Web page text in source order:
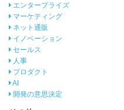
エンタープライズ
マーケティング
ネット通販
イノベーション
セールス
人事
プロダクト
AI
開発の意思決定